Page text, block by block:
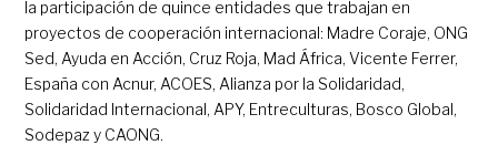
la participación de quince entidades que trabajan en
proyectos de cooperación internacional: Madre Coraje, ONG
Sed, Ayuda en Acción, Cruz Roja, Mad África, Vicente Ferrer,
España con Acnur, ACOES, Alianza por la Solidaridad,
Solidaridad Internacional, APY, Entreculturas, Bosco Global,
Sodepaz y CAONG.